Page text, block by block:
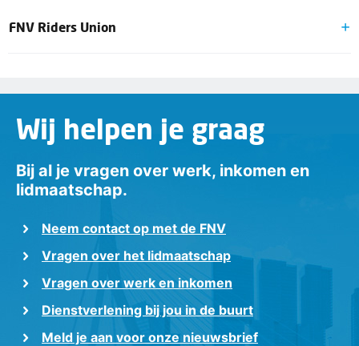
FNV Riders Union
ontstaan op initiatief van de riders van Deliveroo. Onze
acties kun je volgen op www.ridersunion.nl
Wij helpen je graag
Bij al je vragen over werk, inkomen en
lidmaatschap.
Neem contact op met de FNV
Vragen over het lidmaatschap
Vragen over werk en inkomen
Dienstverlening bij jou in de buurt
Meld je aan voor onze nieuwsbrief